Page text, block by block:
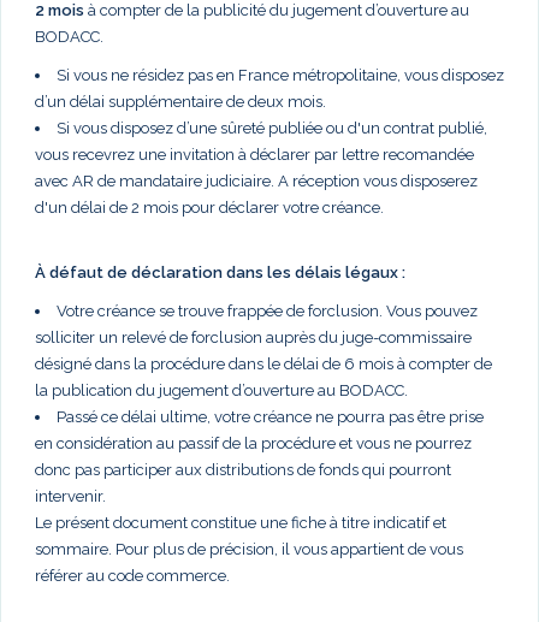
2 mois à compter de la publicité du jugement d’ouverture au
BODACC.
Si vous ne résidez pas en France métropolitaine, vous disposez
d’un délai supplémentaire de deux mois.
Si vous disposez d’une sûreté publiée ou d'un contrat publié,
vous recevrez une invitation à déclarer par lettre recomandée
avec AR de mandataire judiciaire. A réception vous disposerez
d'un délai de 2 mois pour déclarer votre créance.
À défaut de déclaration dans les délais légaux :
Votre créance se trouve frappée de forclusion. Vous pouvez
solliciter un relevé de forclusion auprès du juge-commissaire
désigné dans la procédure dans le délai de 6 mois à compter de
la publication du jugement d’ouverture au BODACC.
Passé ce délai ultime, votre créance ne pourra pas être prise
en considération au passif de la procédure et vous ne pourrez
donc pas participer aux distributions de fonds qui pourront
intervenir.
Le présent document constitue une fiche à titre indicatif et
sommaire. Pour plus de précision, il vous appartient de vous
référer au code commerce.